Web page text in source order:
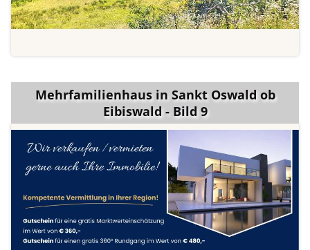
Mehrfamilienhaus in Sankt Oswald ob
Eibiswald - Bild 9